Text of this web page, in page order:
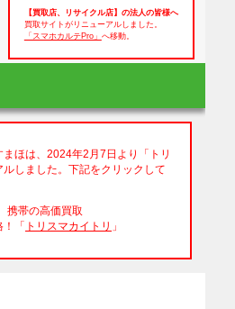
【買取店、リサイクル店】の法人の皆様へ
買取サイトがリニューアルしました。
「スマホカルテPro」 へ移動。
ほは、2024年2月7日より「トリ
しました。下記をクリックして
携帯の高価買取
「 トリスマカイトリ 」